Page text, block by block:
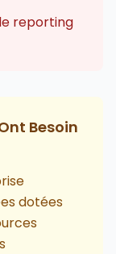
reporting
Besoin
dotées